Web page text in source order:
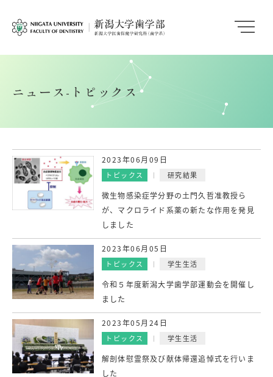
ニュース-トピックス
2023年06月09日
トピックス 研究結果
微生物感染症学分野の土門久哲准教授ら
が、マクロライド系薬の新たな作用を発見
しました
2023年06月05日
トピックス 学生生活
令和５年度新潟大学歯学部運動会を開催し
ました
2023年05月24日
トピックス 学生生活
解剖体慰霊祭及び献体帰還追悼式を行いま
した